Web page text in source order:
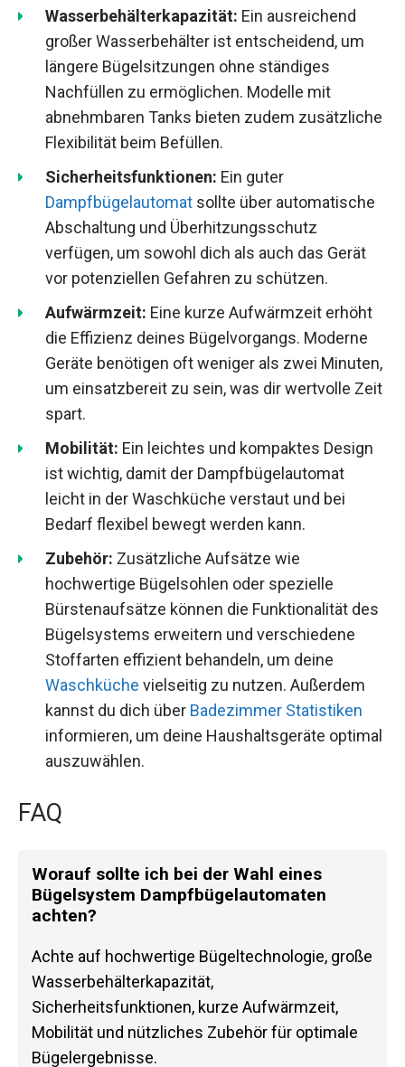
Wasserbehälterkapazität: Ein ausreichend
großer Wasserbehälter ist entscheidend, um
längere Bügelsitzungen ohne ständiges
Nachfüllen zu ermöglichen. Modelle mit
abnehmbaren Tanks bieten zudem zusätzliche
Flexibilität beim Befüllen.
Sicherheitsfunktionen: Ein guter
Dampfbügelautomat sollte über automatische
Abschaltung und Überhitzungsschutz
verfügen, um sowohl dich als auch das Gerät
vor potenziellen Gefahren zu schützen.
Aufwärmzeit: Eine kurze Aufwärmzeit erhöht
die Effizienz deines Bügelvorgangs. Moderne
Geräte benötigen oft weniger als zwei Minuten,
um einsatzbereit zu sein, was dir wertvolle Zeit
spart.
Mobilität: Ein leichtes und kompaktes Design
ist wichtig, damit der Dampfbügelautomat
leicht in der Waschküche verstaut und bei
Bedarf flexibel bewegt werden kann.
Zubehör: Zusätzliche Aufsätze wie
hochwertige Bügelsohlen oder spezielle
Bürstenaufsätze können die Funktionalität des
Bügelsystems erweitern und verschiedene
Stoffarten effizient behandeln, um deine
Waschküche vielseitig zu nutzen. Außerdem
kannst du dich über Badezimmer Statistiken
informieren, um deine Haushaltsgeräte optimal
auszuwählen.
FAQ
Worauf sollte ich bei der Wahl eines
Bügelsystem Dampfbügelautomaten
achten?
Achte auf hochwertige Bügeltechnologie, große
Wasserbehälterkapazität,
Sicherheitsfunktionen, kurze Aufwärmzeit,
Mobilität und nützliches Zubehör für optimale
Bügelergebnisse.